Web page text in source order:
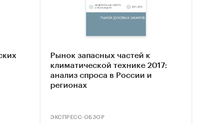
кг
Рынок запасных частей к
климатической технике 2017:
анализ спроса в России и
регионах
ЭКСПРЕСС-ОБЗОР